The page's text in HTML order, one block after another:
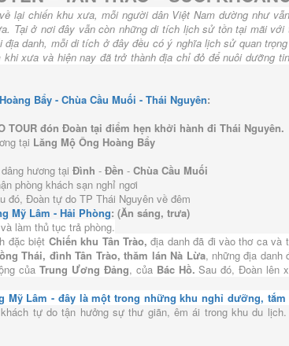
lại chiến khu xưa, mỗi người dân Việt Nam dường như
Tại ở nơi đây vẫn còn những di tích lịch sử tồn tại mãi với
danh, mỗi di tích ở đây đều có ý nghĩa lịch sử quan
xưa và hiện nay đã trở thành địa chỉ đỏ để nuôi dưỡng
Bẩy - Chùa Cầu Muối - Thái Nguyên:
TOUR đón Đoàn tại điểm hẹn khởi hành đi Thái Nguyên.
tại Lăng Mộ Ông Hoàng Bẩy
hương tại Đình - Đền - Chùa Cầu Muối
phòng khách sạn nghỉ ngơi
đó, Đoàn tự do TP Thái Nguyên về đêm
Mỹ Lâm - Hải Phòng: (Ăn sáng, trưa)
làm thủ tục trả phòng.
đặc biệt Chiến khu Tân Trào, địa danh đã đi vào thơ ca và
Thái, đình Tân Trào, thăm lán Nà Lừa, những địa danh
củaTrung Ương Đảng, của Bác Hồ.Sau đó, Đoàn lên
Mỹ Lâm - đây là một trong những khu nghỉ dưỡng,
tự do tận hưởng sự thư giãn, êm ái trong khu du